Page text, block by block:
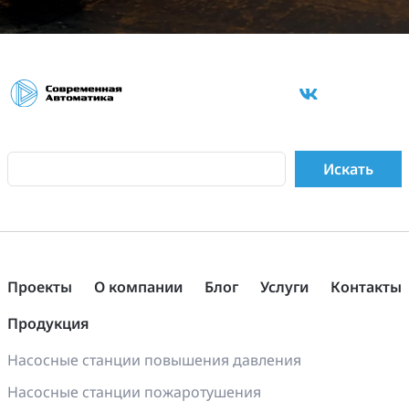
Проекты О компании Блог Услуги
Контакты
Продукция
Насосные станции повышения давления
Насосные станции пожаротушения